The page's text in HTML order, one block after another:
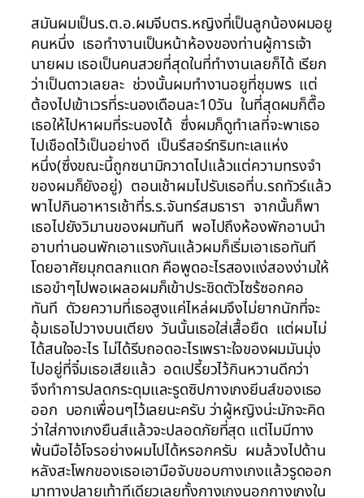
สมันผมเป็นร.ต.อ.ผมจีบตร.หญิงที่เป็นลูกน้องผมอยู
คนหนึ่ง เธอทำงานเป็นหน้าห้องของท่านผู้การเจ้า
นายผม เธอเป็นคนสวยที่สุดในที่ทำงานเลยก็ได้ เรียก
ว่าเป็นดาวเลยละ ช่วงนั้นผมทำงานอยูที่ชุมพร แต่
ต้องไปเข้าเวรที่ระนองเดือนละ10วัน ในที่สุดผมก็ตื๊อ
เธอให้ไปหาผมที่ระนองได้ ซึ่งผมก็ดูทำเลที่จะพาเธอ
ไปเชือดไว้เป็นอย่างดี เป็นรึสอร์ทริมทะเลแห่ง
หนึ่ง(ซึ่งขณะนี้ถูกซนามิกวาดไปแล้วแต่ความทรงจำ
ของผมก็ยังอยู่) ตอนเช้าผมไปรับเธอที่บ.รถทัวร์แล้ว
พาไปกินอาหารเช้าที่ร.ร.จันทร์สมธารา จากนั้นก็พา
เธอไปยังวิมานของผมทันที พอไปถึงห้องพักอาบนำ
อาบท่านอนพักเอาแรงกันแล้วผมก็เริ่มเอาเธอทันที
โดยอาศัยมุกตลกแดก คือพูดอะไรสองแง่สองง่ามให้
เธอขำๆไปพอเผลอผมก็เข้าประชิดตัวไซร้ซอกคอ
ทันที ดัวยความที่เธอสูงแค่ไหล่ผมจึงไม่ยากนักที่จะ
อุ้มเธอไปวางบนเตียง วันนั้นเธอใส่เสื้อยืด แต่ผมไม่
ได้สนใจอะไร ไม่ได้รีบถอดอะไรเพราะใจของผมมันมุ่ง
ไปอยู่ที่จิ๋มเธอเสียแล้ว อดเปรี้ยวไว้กินหวานดีกว่า
จึงทำการปลดกระดุมและรูดซิปกางเกงยีนส์ของเธอ
ออก บอกเพื่อนๆไว้เลยนะครับ ว่าผู้หญิงน่ะมักจะคิด
ว่าใส่กางเกงยืนส์แล้วจะปลอดภัยที่สุด แต่ไมมีทาง
พ้นมือไอ้โจรอย่างผมไปได้หรอกครับ ผมล้วงไปด้าน
หลังสะโพกของเธอเอามือจับขอบกางเกงแล้วรูดออก
มาทางปลายเท้าทีเดียวเลยทั้งกางเกงนอกกางเกงใน